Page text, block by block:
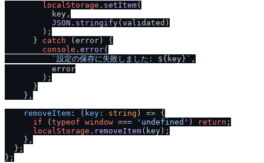
localStorage . setItem(
          key,
JSON . stringify(validated)
        );
      }
catch (error) {
console . error(
`設定の保存に失敗しました: ${key} ` ,
          error
        );
      }
    },
removeItem : ( key : string ) => {
if ( typeof window === 'undefined' ) return ;
localStorage . removeItem(key);
    },
  };
};